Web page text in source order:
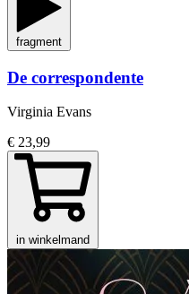
fragment
De correspondente
Virginia Evans
€ 23,99
in winkelmand